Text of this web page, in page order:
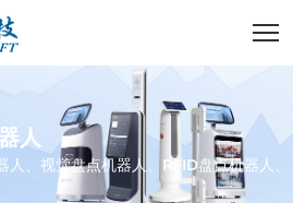
人
、视觉盘点机器人、RFID盘点机器人、